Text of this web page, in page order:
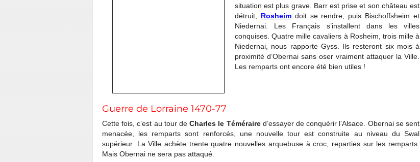
situation est plus grave. Barr est prise et son château est
détruit, Rosheimdoit se rendre, puis Bischoffsheim et
Niedernai. Les Français s’installent dans les villes
conquises. Quatre mille cavaliers à Rosheim, trois mille à
Niedernai, nous rapporte Gyss. Ils resteront six mois à
proximité d’Obernai sans oser vraiment attaquer la Ville.
Les remparts ont encore été bien utiles !
Guerre de Lorraine 1470-77
Cette fois, c’est au tour deCharles le Téméraired’essayer de conquérir l’Alsace. Obernai se sent
menacée, les remparts sont renforcés, une nouvelle tour est construite au niveau du Swal
supérieur. La Ville achète trente quatre nouvelles arquebuse à croc, reparties sur les remparts.
Mais Obernai ne sera pas attaqué.